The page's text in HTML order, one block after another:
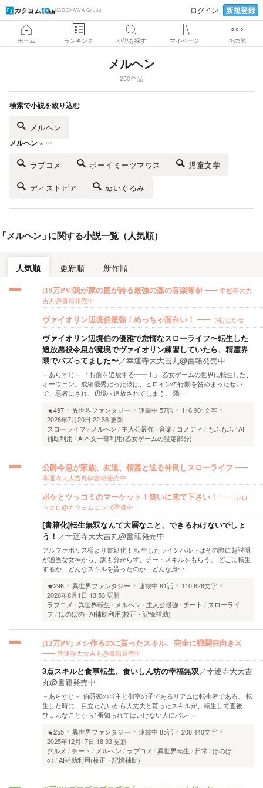
KADOKAWA Group ログイン 新規登録
ホーム ランキング 小説を探す マイページ その他
メルヘン
250作品
検索で小説を絞り込む
メルヘン
メルヘン × …
ラブコメ ボーイミーツマウス 児童文学
ディストピア ぬいぐるみ
メルヘン 」に関する小説一覧（人気順）
人気順 更新順 新作順
[19万PV]我が家の庭が誇る最強の森の音楽隊🎻
幸運寺大大
吉丸@書籍発売中
ヴァイオリン辺境伯最強！めっちゃ面白い！ つむじかぜ
ヴァイオリン辺境伯の優雅で怠惰なスローライフ〜転生した
追放悪役令息が魔境でヴァイオリン練習していたら、精霊界
隈でバズってました〜／幸運寺大大吉丸@書籍発売中
－あらすじ－ 「お前を追放する——！」 乙女ゲームの世界に転生した、
オーウェン。成績優秀だった彼は、ヒロインの行動を咎めまったせい
で、悪者にされ、辺境へ追放されてしまう。 隣…
★497
異世界ファンタジー 連載中 57話
116,901文字
2026年7月20日 22:36 更新
スローライフ
メルヘン 主人公最強 音楽 コメディ もふもふ AI
補助利用
AI本文一部利用(乙女ゲームの設定部分)
公爵令息が家族、友達、精霊と送る仲良しスローライフ
幸運寺大大吉丸@書籍発売中
ボケとツッコミのマーケット！笑いに来て下さい！
シロ
卜クロ@カクヨムコン10準備中
[書籍化]転生無双なんて大層なこと、できるわけないでしょ
う！ ／幸運寺大大吉丸@書籍発売中
アルファポリス様より書籍化！ 転生したラインハルトはその際に超説明
が適当な女神から、訳も分からず、チートスキルをもらう。 どこに転生
するか、どんなスキルを貰ったのか、どんな身…
★296
異世界ファンタジー 連載中 61話
110,626文字
2026年8月1日 13:53 更新
ラブコメ
異世界転生 メルヘン 主人公最強 チート
スローライ
フ
ほのぼの AI補助利用(校正・記憶補助)
[12万PV] メシ作るのに貰ったスキル、完全に戦闘狂向き⚔️
幸運寺大大吉丸@書籍発売中
3点スキルと食事転生、食いしん坊の幸福無双／幸運寺大大吉
丸@書籍発売中
－あらすじ－ 伯爵家の当主と側室の子であるリアムは転生者である。 転
生した時に、目立たないから大丈夫と貰ったスキルが、転生して直後、
ひょんなことから1番知られてはいけない人にバレ…
★255
異世界ファンタジー 連載中 85話
208,440文字
2025年12月17日 18:33 更新
グルメ
チート メルヘン ラブコメ 異世界転生 日常 ほのぼ
の AI補助利用(校正・記憶補助)